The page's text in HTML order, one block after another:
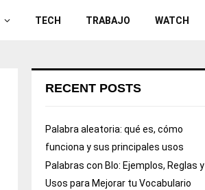
TECH TRABAJO WATCH
RECENT POSTS
Palabra aleatoria: qué es, cómo
funciona y sus principales usos
Palabras con Blo: Ejemplos, Reglas y
Usos para Mejorar tu Vocabulario